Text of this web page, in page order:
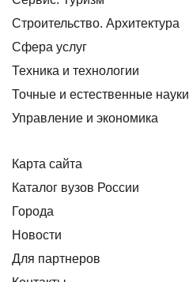
Строительство. Архитектура
Сфера услуг
Техника и технологии
Точные и естественные науки
Управление и экономика
Карта сайта
Каталог вузов России
Города
Новости
Для партнеров